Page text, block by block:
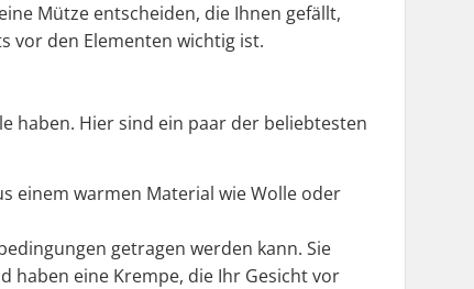
Mütze entscheiden, die Ihnen gefällt,
vor den Elementen wichtig ist.
haben. Hier sind ein paar der beliebtesten
einem warmen Material wie Wolle oder
getragen werden kann. Sie
haben eine Krempe, die Ihr Gesicht vor